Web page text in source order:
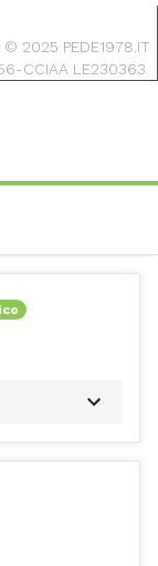
2025 PEDE1978.IT
CCIAA LE230363